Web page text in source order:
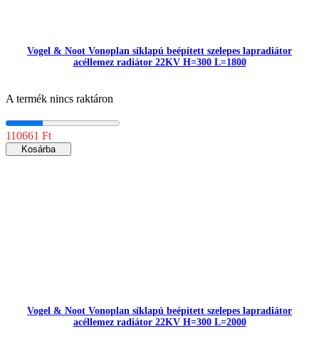
Vogel & Noot Vonoplan síklapú beépített szelepes lapradiátor
acéllemez radiátor 22KV H=300 L=1800
A termék nincs raktáron
110661 Ft
Kosárba
Vogel & Noot Vonoplan síklapú beépített szelepes lapradiátor
acéllemez radiátor 22KV H=300 L=2000